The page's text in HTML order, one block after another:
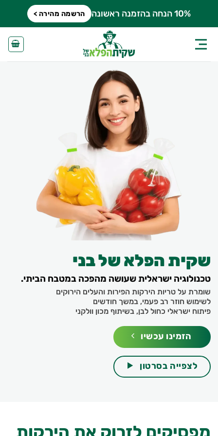
content
10% הנחה בהזמנה ראשונה הרשמה מהירה >
שקית הפלא של בני
טכנולוגיה ישראלית שעושה מהפכה במטבח הביתי.
שומרת על טריות הירקות הפירות והעלים הירוקים
לשימוש חוזר רב פעמי, במשך חודשים
פיתוח ישראלי כחול לבן, בשיתוף מכון וולקני
הזמינו עכשיו
לצפייה בסרטון